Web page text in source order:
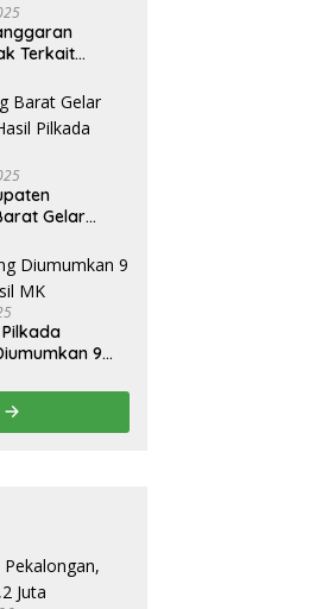
Terkait
OKU Selatan
Gelar
Pilkada
9